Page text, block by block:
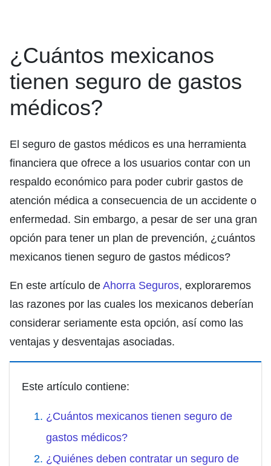
¿Cuántos mexicanos
tienen seguro de gastos
médicos?
El seguro de gastos médicos es una herramienta
financiera que ofrece a los usuarios contar con un
respaldo económico para poder cubrir gastos de
atención médica a consecuencia de un accidente o
enfermedad. Sin embargo, a pesar de ser una gran
opción para tener un plan de prevención, ¿cuántos
mexicanos tienen seguro de gastos médicos?
En este artículo de Ahorra Seguros, exploraremos
las razones por las cuales los mexicanos deberían
considerar seriamente esta opción, así como las
ventajas y desventajas asociadas.
Este artículo contiene:
¿Cuántos mexicanos tienen seguro de
gastos médicos?
¿Quiénes deben contratar un seguro de